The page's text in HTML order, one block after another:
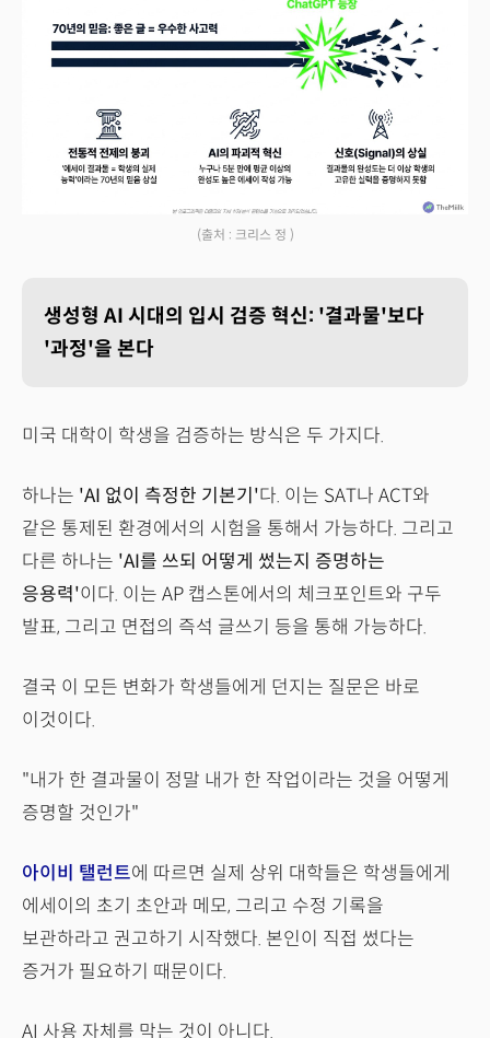
(출처 : 크리스 정 )
생성형 AI 시대의 입시 검증 혁신: '결과물'보다
'과정'을 본다
미국 대학이 학생을 검증하는 방식은 두 가지다.
하나는 'AI 없이 측정한 기본기'다. 이는 SAT나 ACT와
같은 통제된 환경에서의 시험을 통해서 가능하다. 그리고
다른 하나는 'AI를 쓰되 어떻게 썼는지 증명하는
응용력'이다. 이는 AP 캡스톤에서의 체크포인트와 구두
발표, 그리고 면접의 즉석 글쓰기 등을 통해 가능하다.
결국 이 모든 변화가 학생들에게 던지는 질문은 바로
이것이다.
"내가 한 결과물이 정말 내가 한 작업이라는 것을 어떻게
증명할 것인가"
아이비 탤런트에 따르면 실제 상위 대학들은 학생들에게
에세이의 초기 초안과 메모, 그리고 수정 기록을
보관하라고 권고하기 시작했다. 본인이 직접 썼다는
증거가 필요하기 때문이다.
AI 사용 자체를 막는 것이 아니다.